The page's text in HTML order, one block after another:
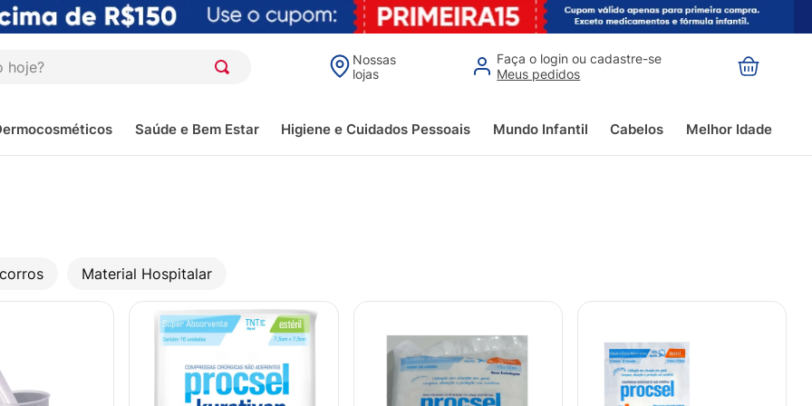
Nossas
lojas
Faça o login ou cadastre-se
Meus pedidos
Saúde e Bem Estar Higiene e Cuidados Pessoais Mundo Infantil Cabelos Melhor Idade
Material Hospitalar